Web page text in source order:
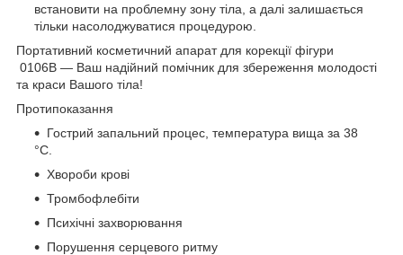
встановити на проблемну зону тіла, а далі залишається
тільки насолоджуватися процедурою.
Портативний косметичний апарат для корекції фігури
0106B — Ваш надійний помічник для збереження молодості
та краси Вашого тіла!
Протипоказання
Гострий запальний процес, температура вища за 38
°C.
Хвороби крові
Тромбофлебіти
Психічні захворювання
Порушення серцевого ритму